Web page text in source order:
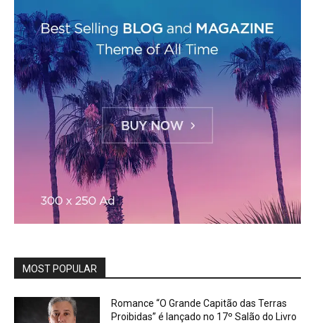
MOST POPULAR
Romance “O Grande Capitão das Terras
Proibidas” é lançado no 17º Salão do Livro